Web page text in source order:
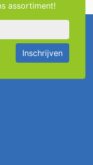
assortiment!
Inschrijven